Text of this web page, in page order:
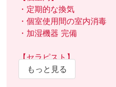
・定期的な換気
・個室使用間の室内消毒
・加湿機器 完備
【セラピスト】
・検温実施
・うがい薬の用意
もっと見る